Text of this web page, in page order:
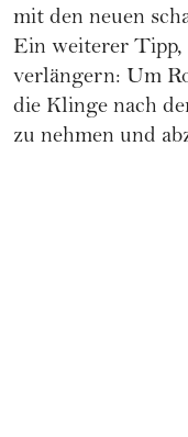
mit den neuen
Ein weiterer
verlängern: Um
die Klinge nach
zu nehmen und